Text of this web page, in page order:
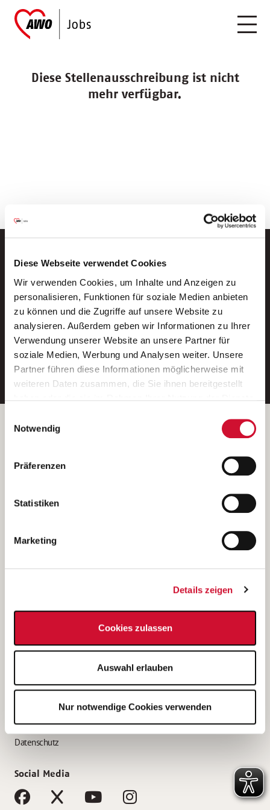
Diese Webseite verwendet Cookies
Wir verwenden Cookies, um Inhalte und Anzeigen zu
personalisieren, Funktionen für soziale Medien anbieten
zu können und die Zugriffe auf unsere Website zu
analysieren. Außerdem geben wir Informationen zu Ihrer
Verwendung unserer Website an unsere Partner für
soziale Medien, Werbung und Analysen weiter. Unsere
Partner führen diese Informationen möglicherweise mit
weiteren Daten zusammen, die Sie ihnen bereitgestellt
Wenn Sie auf „Cookies zulassen“ klicken, so stimmen
Sie der Speicherung sämtlicher Cookies zu. Sie können
Ihre Einwilligung selbstverständlich jederzeit widerrufen,
indem Sie die Cookie-Einstellungen aufrufen und diese
unsererDatenschutzerklärung
Notwendig
Präferenzen
Statistiken
Marketing
Details zeigen
Cookies zulassen
Auswahl erlauben
Nur notwendige Cookies verwenden
Diese Stellenausschreibung ist nicht
mehr verfügbar.
Neue Stellen per E-Mail.
Ein kostenloser Service von AWO
Jobs.
E-Mail-Adresse eintragen
Betreiber der Webseite
Kantstraße 45a
(Ein Tochterunternehmen des AWO Bezirksverbandes Unterfranken
e.V.)
Bewerbung als Altenpflegehelfer*in
Bewerbung als Erzieher*in
AWO Gliederungen nach Bundesland
Impressum
Datenschutz
Social Media